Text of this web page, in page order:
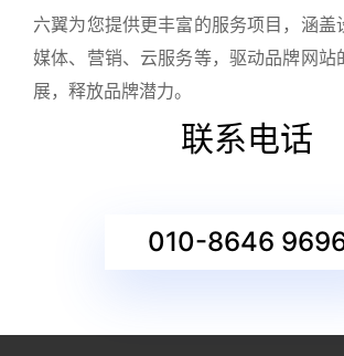
六翼为您提供更丰富的服务项目，涵盖
媒体、营销、云服务等，驱动品牌网站
展，释放品牌潜力。
联系电话
010-8646